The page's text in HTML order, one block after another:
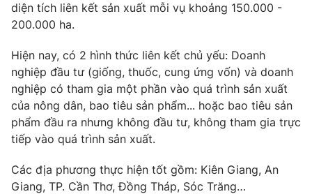
Phó Tổng Biên tập: Nguyễn Thị Mỹ Hạnh, Phạm Quốc Thắng,
Nguyễn Trọng Ninh
Ðiện thoại Thời báo VTV:
024.66 897 897
Email:
toasoan@vtv.vn
Liên hệ quảng cáo:024-7300.7108
diện tích liên kết sản xuất mỗi vụ khoảng 150.000 -
200.000 ha.
Hiện nay, có 2 hình thức liên kết chủ yếu: Doanh
nghiệp đầu tư (giống, thuốc, cung ứng vốn) và doanh
nghiệp có tham gia một phần vào quá trình sản xuất
của nông dân, bao tiêu sản phẩm... hoặc bao tiêu sản
phẩm đầu ra nhưng không đầu tư, không tham gia trực
tiếp vào quá trình sản xuất.
Các địa phương thực hiện tốt gồm: Kiên Giang, An
Giang, TP. Cần Thơ, Đồng Tháp, Sóc Trăng…